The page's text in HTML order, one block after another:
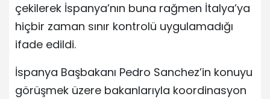
çekilerek İspanya’nın buna rağmen İtalya’ya
hiçbir zaman sınır kontrolü uygulamadığı
ifade edildi.
İspanya Başbakanı Pedro Sanchez’in konuyu
görüşmek üzere bakanlarıyla koordinasyon